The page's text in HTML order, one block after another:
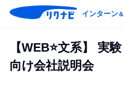
インターン＆
【WEB⭐文系】 実
向け会社説明会